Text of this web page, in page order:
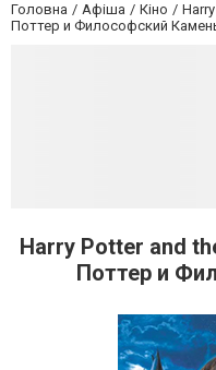
Головна Афіша Кіно
Поттер и Философский
Harry Potter and
Поттер и